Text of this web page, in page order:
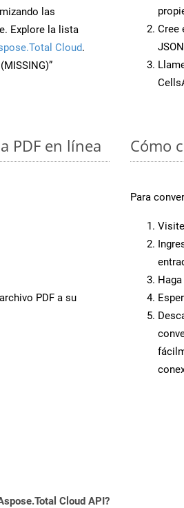
las
Explore la lista
Cloud.
Cree
PDF en línea
PDF a su
Cómo
Para
Cloud API?